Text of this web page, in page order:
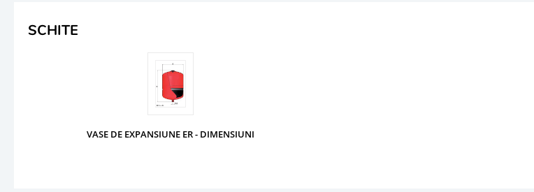
SCHITE
VASE DE EXPANSIUNE ER - DIMENSIUNI